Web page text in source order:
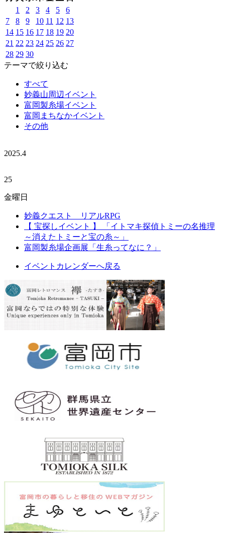
1
2 3 4 5
6
7
8 9 10 11 12 13
14 15 16 17 18 19 20
21 22 23 24 25 26 27
28 29 30
テーマで絞り込む
すべて
妙義山周辺イベント
富岡製糸場イベント
富岡まちなかイベント
その他
2025.4
25
金曜日
妙義クエスト リアルRPG
【 宝探しイベント 】 「イトマキ探偵トミーの名推理
～消えたトミーと宝の糸～」
富岡製糸場企画展「生糸ってなに？」
イベントカレンダーへ戻る